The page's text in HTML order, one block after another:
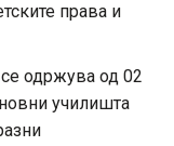
права и
се одржува од 02
училишта